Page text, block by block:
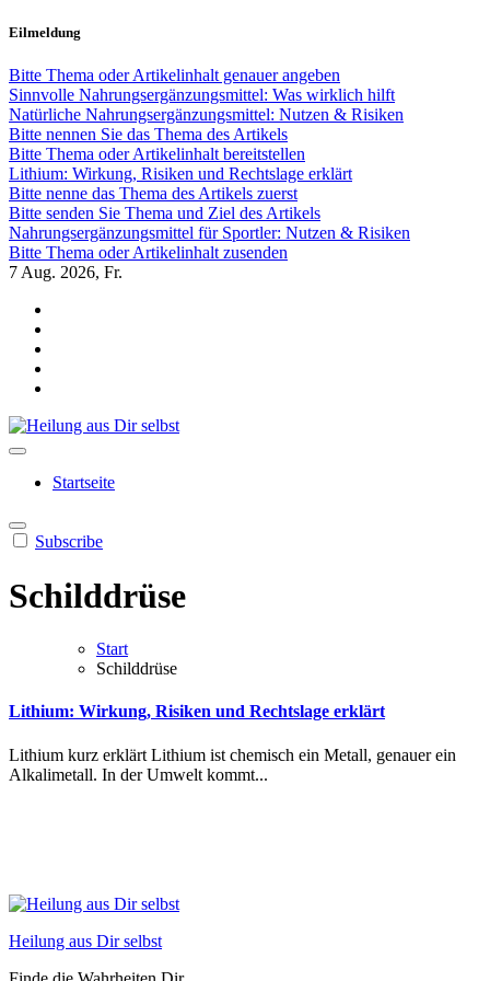
Zum
springen
Eilmeldung
Bitte Thema oder Artikelinhalt genauer angeben
Sinnvolle Nahrungsergänzungsmittel: Was wirklich hilft
Natürliche Nahrungsergänzungsmittel: Nutzen & Risiken
Bitte nennen Sie das Thema des Artikels
Bitte Thema oder Artikelinhalt bereitstellen
Lithium: Wirkung, Risiken und Rechtslage erklärt
Bitte nenne das Thema des Artikels zuerst
Bitte senden Sie Thema und Ziel des Artikels
Nahrungsergänzungsmittel für Sportler: Nutzen & Risiken
Bitte Thema oder Artikelinhalt zusenden
7 Aug. 2026, Fr.
Startseite
Subscribe
Schilddrüse
Start
Schilddrüse
Lithium: Wirkung, Risiken und Rechtslage erklärt
Lit︇hium kur︇z erk︇lärt Lit︇hium ist︇ che︇misch ein︇ Met︇all, gen︇auer ein︇
Alk︇alimetall. In der︇ Umw︇elt kom︇mt...
Heilung aus Dir selbst